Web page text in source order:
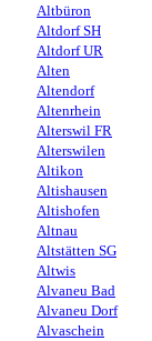
Altbüron
Altdorf SH
Altdorf UR
Alten
Altendorf
Altenrhein
Alterswil FR
Alterswilen
Altikon
Altishausen
Altishofen
Altnau
Altstätten SG
Altwis
Alvaneu Bad
Alvaneu Dorf
Alvaschein